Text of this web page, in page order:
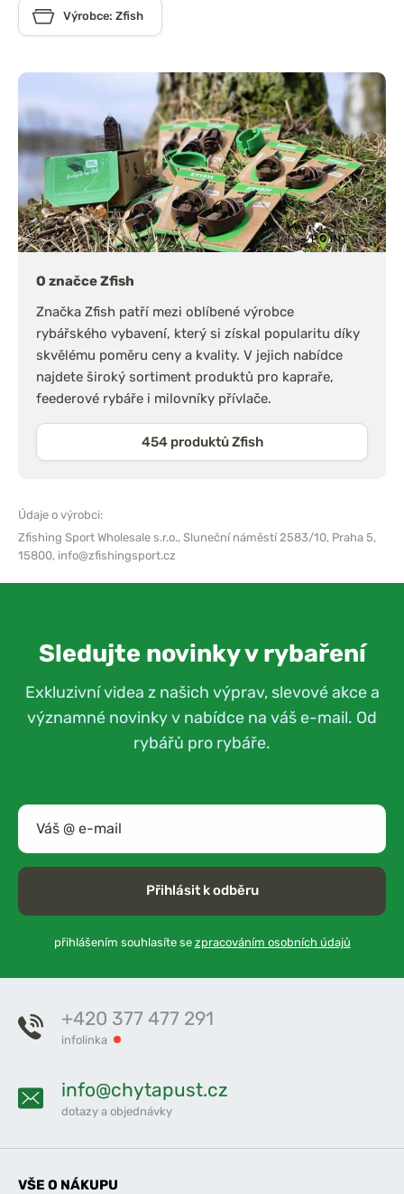
Výrobce: Zfish
O značce Zfish
Značka Zfish patří mezi oblíbené výrobce
rybářského vybavení, který si získal popularitu díky
skvělému poměru ceny a kvality. V jejich nabídce
najdete široký sortiment produktů pro kapraře,
feederové rybáře i milovníky přívlače.
454 produktů Zfish
Údaje o výrobci:
Zfishing Sport Wholesale s.r.o., Sluneční náměstí 2583/10, Praha 5,
15800, info@zfishingsport.cz
Sledujte novinky v rybaření
Exkluzivní videa z našich výprav, slevové akce a
významné novinky v nabídce na váš e-mail. Od
rybářů pro rybáře.
Přihlásit k odběru
přihlášením souhlasíte se zpracováním osobních údajů
+420 377 477 291
infolinka
info@chytapust.cz
dotazy a objednávky
VŠE O NÁKUPU